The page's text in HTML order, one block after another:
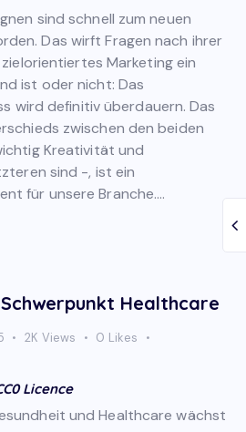
sind schnell zum neuen
Das wirft Fragen nach ihrer
Marketing ein
ist oder nicht: Das
wird definitiv überdauern. Das
zwischen den beiden
Kreativität und
sind -, ist ein
für unsere Branche.…
Schwerpunkt Healthcare
2K Views 0 Likes
Licence
und Healthcare wächst